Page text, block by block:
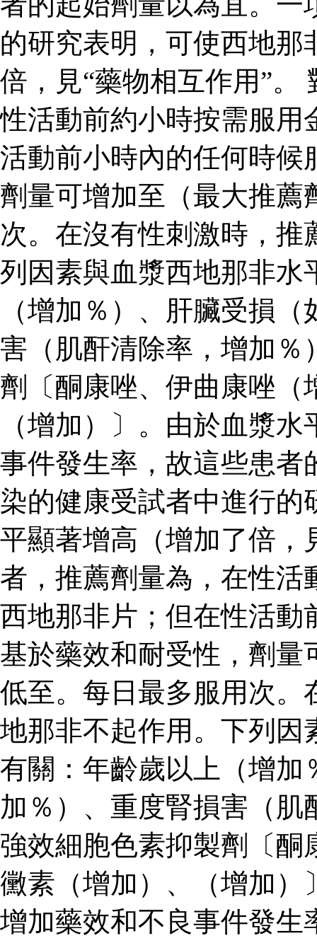
的研究表明，可使西地
倍，見“藥物相互作用”。
性活動前約小時按需服用
活動前小時內的任何時候
劑量可增加至（最大推薦
次。在沒有性刺激時，
列因素與血漿西地那非水
（增加％）、肝臟受損
害（肌酐清除率，增加％
劑〔酮康唑、伊曲康唑（
（增加）〕。由於血漿
事件發生率，故這些患者
染的健康受試者中進行的
平顯著增高（增加了倍，
者，推薦劑量為，在性活
西地那非片；但在性活動
基於藥效和耐受性，劑量
低至。每日最多服用次。
地那非不起作用。下列因
有關：年齡歲以上（增加
加％）、重度腎損害（
強效細胞色素抑製劑〔酮
黴素（增加）、（增加）
增加藥效和不良事件發生